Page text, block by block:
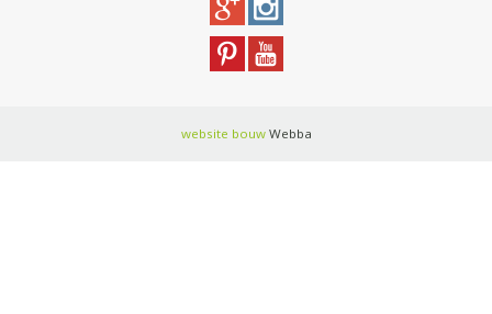
website bouwWebba